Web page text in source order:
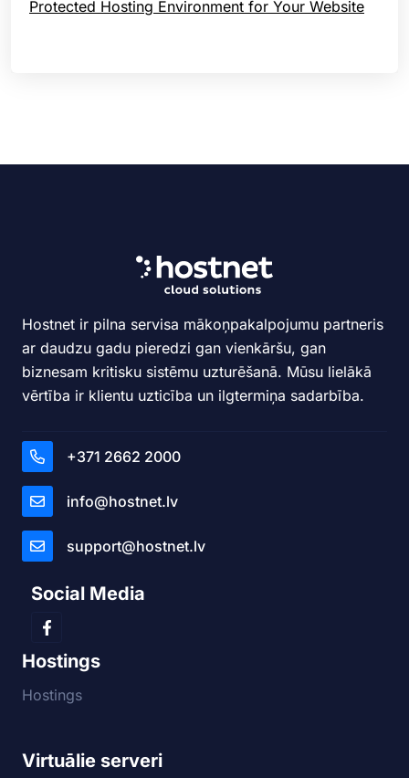
Protected Hosting Environment for Your Website
Hostnet ir pilna servisa mākoņpakalpojumu partneris
ar daudzu gadu pieredzi gan vienkāršu, gan
biznesam kritisku sistēmu uzturēšanā. Mūsu lielākā
vērtība ir klientu uzticība un ilgtermiņa sadarbība.
+371 2662 2000
info@hostnet.lv
support@hostnet.lv
Social Media
Hostings
Hostings
Virtuālie serveri